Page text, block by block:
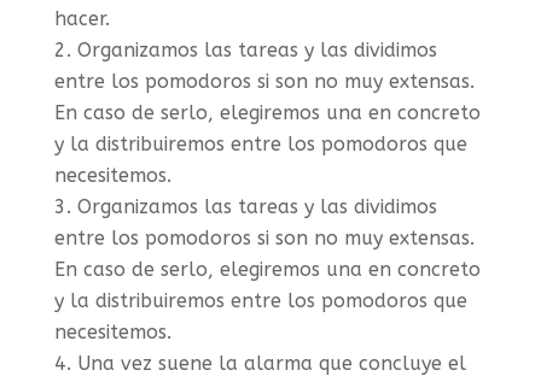
hacer.
Organizamos las tareas y las dividimos
entre los pomodoros si son no muy extensas.
En caso de serlo, elegiremos una en concreto
y la distribuiremos entre los pomodoros que
necesitemos.
Organizamos las tareas y las dividimos
entre los pomodoros si son no muy extensas.
En caso de serlo, elegiremos una en concreto
y la distribuiremos entre los pomodoros que
necesitemos.
Una vez suene la alarma que concluye el